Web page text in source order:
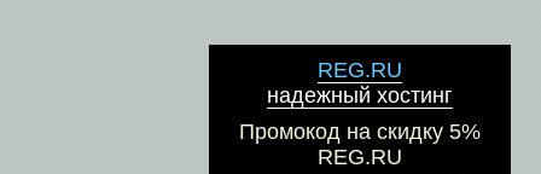
REG.RU
надежный хостинг
Промокод на скидку 5%
REG.RU